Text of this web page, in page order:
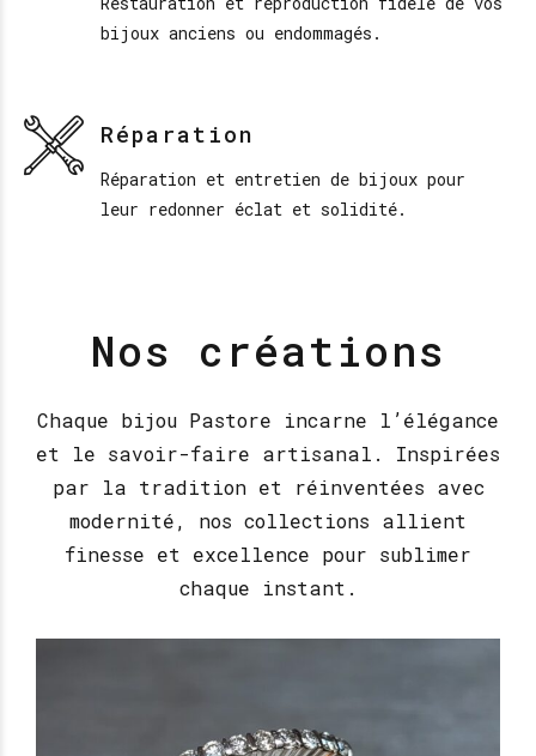
bijoux anciens ou endommagés.
Réparation
Réparation et entretien de bijoux pour
leur redonner éclat et solidité.
Nos créations
Chaque bijou Pastore incarne l’élégance
et le savoir-faire artisanal. Inspirées
par la tradition et réinventées avec
modernité, nos collections allient
finesse et excellence pour sublimer
chaque instant.